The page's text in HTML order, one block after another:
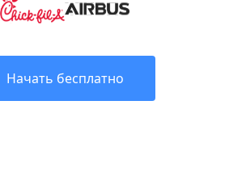
Начать бесплатно